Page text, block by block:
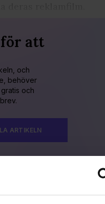
att
och
behöver
och
ARTIKELN